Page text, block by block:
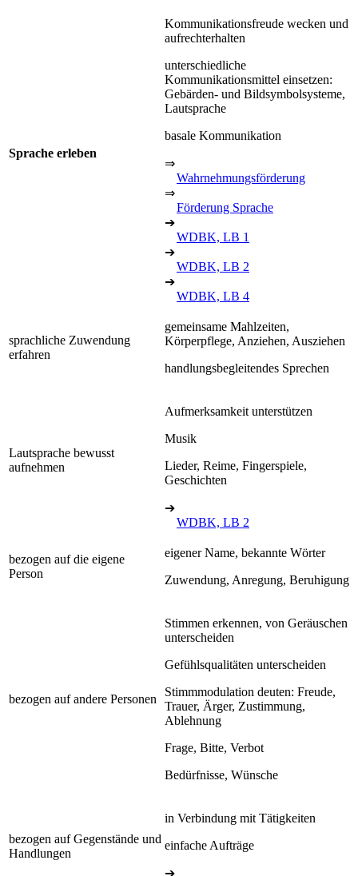
Sprache erleben
Kommunikationsfreude wecken und
aufrechterhalten
unterschiedliche
Kommunikationsmittel einsetzen:
Gebärden- und Bildsymbolsysteme,
Lautsprache
basale Kommunikation
⇒
Wahrnehmungsförderung
⇒
Förderung Sprache
➔
WDBK, LB 1
➔
WDBK, LB 2
➔
WDBK, LB 4
sprachliche Zuwendung
erfahren
gemeinsame Mahlzeiten,
Körperpflege, Anziehen, Ausziehen
handlungsbegleitendes Sprechen
Lautsprache bewusst
aufnehmen
Aufmerksamkeit unterstützen
Musik
Lieder, Reime, Fingerspiele,
Geschichten
➔
WDBK, LB 2
bezogen auf die eigene
Person
eigener Name, bekannte Wörter
Zuwendung, Anregung, Beruhigung
bezogen auf andere Personen
Stimmen erkennen, von Geräuschen
unterscheiden
Gefühlsqualitäten unterscheiden
Stimmmodulation deuten: Freude,
Trauer, Ärger, Zustimmung,
Ablehnung
Frage, Bitte, Verbot
Bedürfnisse, Wünsche
bezogen auf Gegenstände und
Handlungen
in Verbindung mit Tätigkeiten
einfache Aufträge
➔